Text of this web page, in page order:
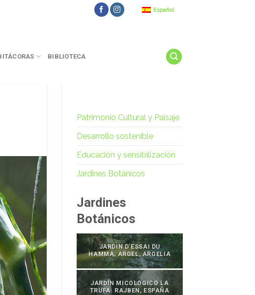
Español
BIBLIOTECA
Patrimonio Cultural y Paisaje
Desarrollo sostenible
Educación y sensibilización
Jardines Botánicos
Jardines
Botánicos
JARDIN D’ESSAI DU
HAMMA, ARGEL, ARGELIA
JARDÍN MICOLOGICO LA
TRUFA. RAJBEN, ESPAÑA